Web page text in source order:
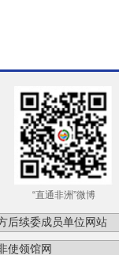
“直通非洲”微博